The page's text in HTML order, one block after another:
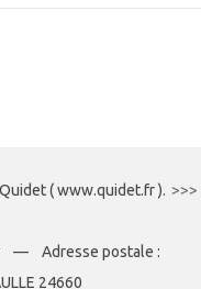
( www.quidet.fr ). >>>
— Adresse postale :
24660